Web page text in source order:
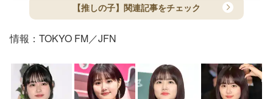
【推しの子】関連記事をチェック
情報：TOKYO FM／JFN